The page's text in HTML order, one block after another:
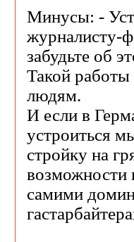
Минусы: -
журналисту-
забудьте об
Такой
людям.
И если в
устроиться
стройку на
возможности
самими